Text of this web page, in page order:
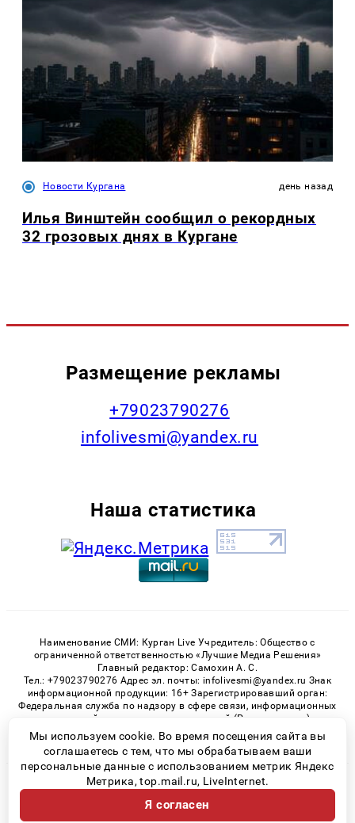
Новости Кургана день назад
Илья Винштейн сообщил о рекордных
32 грозовых днях в Кургане
Размещение рекламы
+79023790276
infolivesmi@yandex.ru
Наша статистика
Наименование СМИ: Курган Live Учредитель: Общество с
ограниченной ответственностью «Лучшие Медиа Решения»
Главный редактор: Самохин А. С.
Тел.: +79023790276 Адрес эл. почты: infolivesmi@yandex.ru Знак
информационной продукции: 16+ Зарегистрировавший орган:
Федеральная служба по надзору в сфере связи, информационных
технологий и массовых коммуникаций (Роскомнадзор)
Регистрационный номер СМИ ЭЛ № ФС 77 - 82535 от 21.01.2022
© 2026 «Kurgan-Live» | Все права защищены
Возрастная категория сайта 16+
Мы используем cookie. Во время посещения сайта вы
соглашаетесь с тем, что мы обрабатываем ваши
персональные данные с использованием метрик Яндекс
Метрика, top.mail.ru, LiveInternet.
Я согласен